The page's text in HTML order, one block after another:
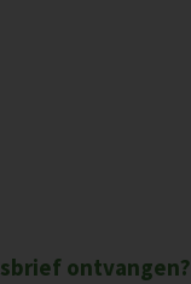
ontvangen?